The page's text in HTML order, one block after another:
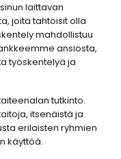
laittavan
joita tahtoisit olla
mahdollistuu
ansiosta,
työskentelyä ja
tutkinto.
itsenäistä ja
erilaisten ryhmien
käyttöä.